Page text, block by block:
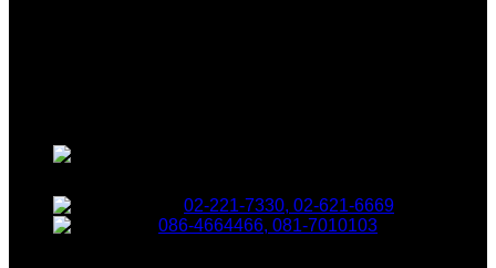
02-221-7330, 02-621-6669
086-4664466, 081-7010103